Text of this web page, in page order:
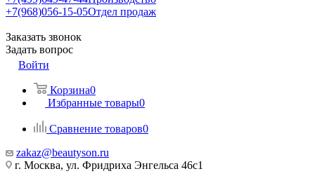
+7(968)056-15-05Отдел продаж
Заказать звонок
Задать вопрос
Войти
Корзина0
Избранные товары0
Сравнение товаров0
zakaz@beautyson.ru
г. Москва, ул. Фридриха Энгельса 46с1